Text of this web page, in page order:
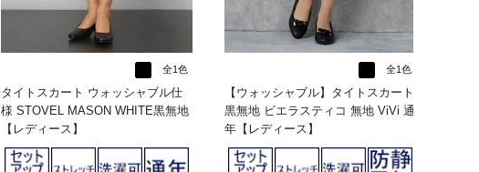
全1色
タイトスカート ウォッシャブル仕
様 STOVEL MASON WHITE黒無地
【レディース】
全1色
【ウォッシャブル】タイトスカート
黒無地 ビエラスティコ 無地 ViVi 通
年【レディース】